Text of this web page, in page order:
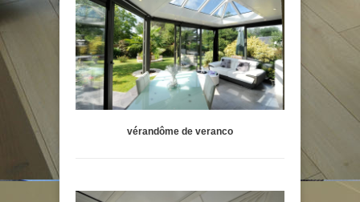
vérandôme de veranco